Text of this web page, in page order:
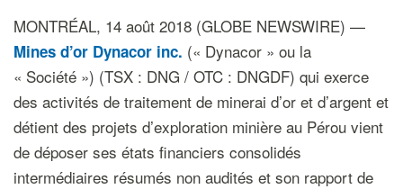
MONTRÉAL, 14 août 2018 (GLOBE NEWSWIRE) —
Mines d’or Dynacor inc. (« Dynacor » ou la
« Société ») (TSX : DNG / OTC : DNGDF) qui exerce
des activités de traitement de minerai d’or et d’argent et
détient des projets d’exploration minière au Pérou vient
de déposer ses états financiers consolidés
intermédiaires résumés non audités et son rapport de